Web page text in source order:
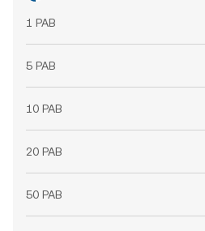
1 PAB
5 PAB
10 PAB
20 PAB
50 PAB